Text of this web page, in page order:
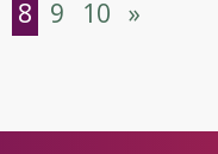
8 9 10 »